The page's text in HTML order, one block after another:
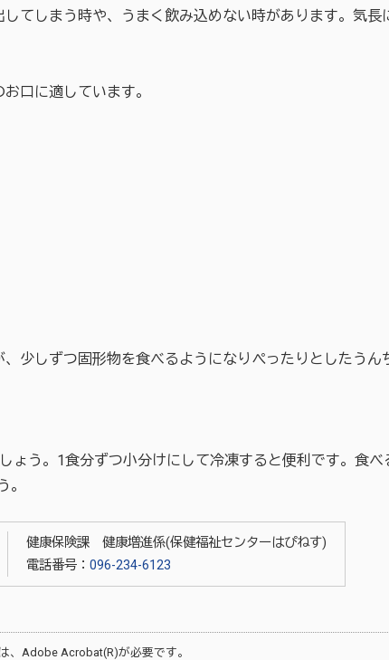
てしまう時や、うまく飲み込めない時があります。気
口に適しています。
しずつ固形物を食べるようになりぺったりとしたうん
う。1食分ずつ小分けにして冷凍すると便利です。食べ
健康保険課 健康増進係(保健福祉センターはぴねす)
電話番号： 096-234-6123
、 Adobe Acrobat(R)が必要です。